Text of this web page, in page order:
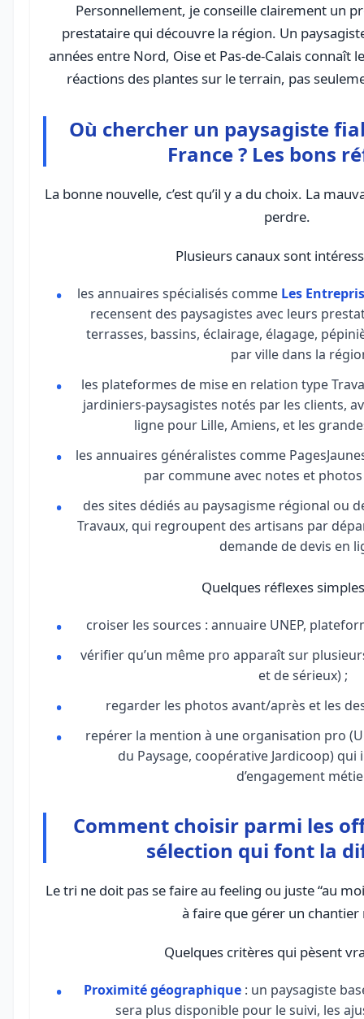
Personnellement, je conseille clairement un
prestataire qui découvre la région. Un
années entre Nord, Oise et Pas-de-Calais connaît
réactions des plantes sur le terrain, pas
Où chercher un paysagiste
France ? Les bons
La bonne nouvelle, c’est qu’il y a du choix. La
perdre.
Plusieurs canaux sont
les annuaires spécialisés comme Les
recensent des paysagistes avec leurs
terrasses, bassins, éclairage, élagage,
par ville dans la
les plateformes de mise en relation type
jardiniers-paysagistes notés par les clients,
ligne pour Lille, Amiens, et les
les annuaires généralistes comme
par commune avec notes et
des sites dédiés au paysagisme régional ou
Travaux, qui regroupent des artisans par
demande de devis en
Quelques réflexes
croiser les sources : annuaire UNEP,
vérifier qu’un même pro apparaît sur
et de sérieux) ;
regarder les photos avant/après et les
repérer la mention à une organisation pro
du Paysage, coopérative Jardicoop)
d’engagement
Comment choisir parmi les
sélection qui font la
Le tri ne doit pas se faire au feeling ou juste “au
à faire que gérer un chantier
Quelques critères qui pèsent
Proximité géographique : un paysagiste
sera plus disponible pour le suivi, les